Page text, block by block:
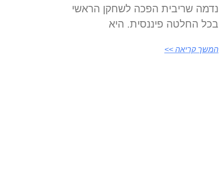
נדמה שריבית הפכה לשחקן הראשי
בכל החלטה פיננסית. היא
המשך קריאה >>